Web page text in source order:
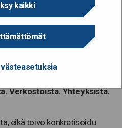
kaikki
Mistä löytää toivoa
Verkostoista. Yhteyksistä.
eikä toivo konkretisoidu